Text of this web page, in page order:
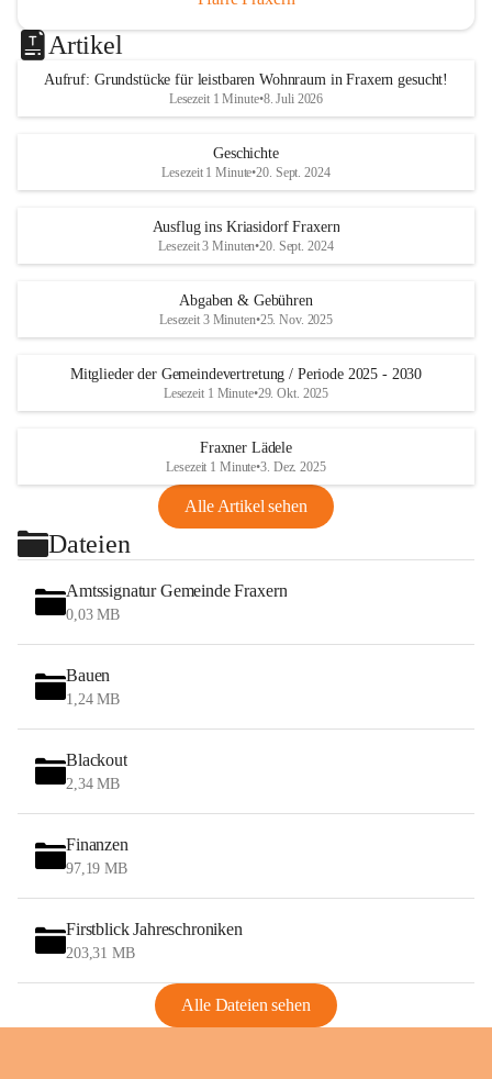
Artikel
Aufruf: Grundstücke für leistbaren Wohnraum in Fraxern gesucht!
Lesezeit 1 Minute•8. Juli 2026
Geschichte
Lesezeit 1 Minute•20. Sept. 2024
Ausflug ins Kriasidorf Fraxern
Lesezeit 3 Minuten•20. Sept. 2024
Abgaben & Gebühren
Lesezeit 3 Minuten•25. Nov. 2025
Mitglieder der Gemeindevertretung / Periode 2025 - 2030
Lesezeit 1 Minute•29. Okt. 2025
Fraxner Lädele
Lesezeit 1 Minute•3. Dez. 2025
Alle Artikel sehen
Dateien
Amtssignatur Gemeinde Fraxern
0,03 MB
Bauen
1,24 MB
Blackout
2,34 MB
Finanzen
97,19 MB
Firstblick Jahreschroniken
203,31 MB
Alle Dateien sehen